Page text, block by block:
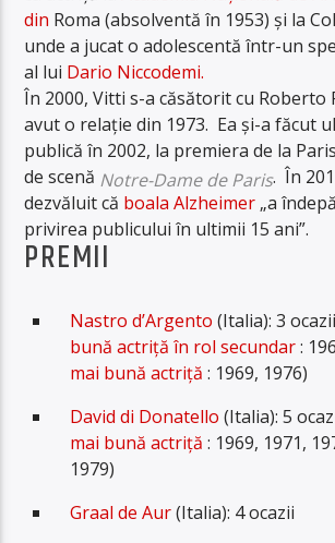
din Roma (absolventă în 1953) și la
unde a jucat o adolescentă într-un
al lui Dario Niccodemi.
În 2000, Vitti s-a căsătorit cu Roberto
avut o relație din 1973. Ea și-a făcut
publică în 2002, la premiera de la
de scenă Notre-Dame de Paris. În
dezvăluit că boala Alzheimer „a
privirea publicului în ultimii 15 ani”.
PREMII
Nastro d’Argento (Italia): 3
bună actriță în rol secundar:
mai bună actriță : 1969, 1976)
David di Donatello (Italia): 5
mai bună actriță : 1969, 1971,
1979)
Graal de Aur(Italia): 4 ocazii